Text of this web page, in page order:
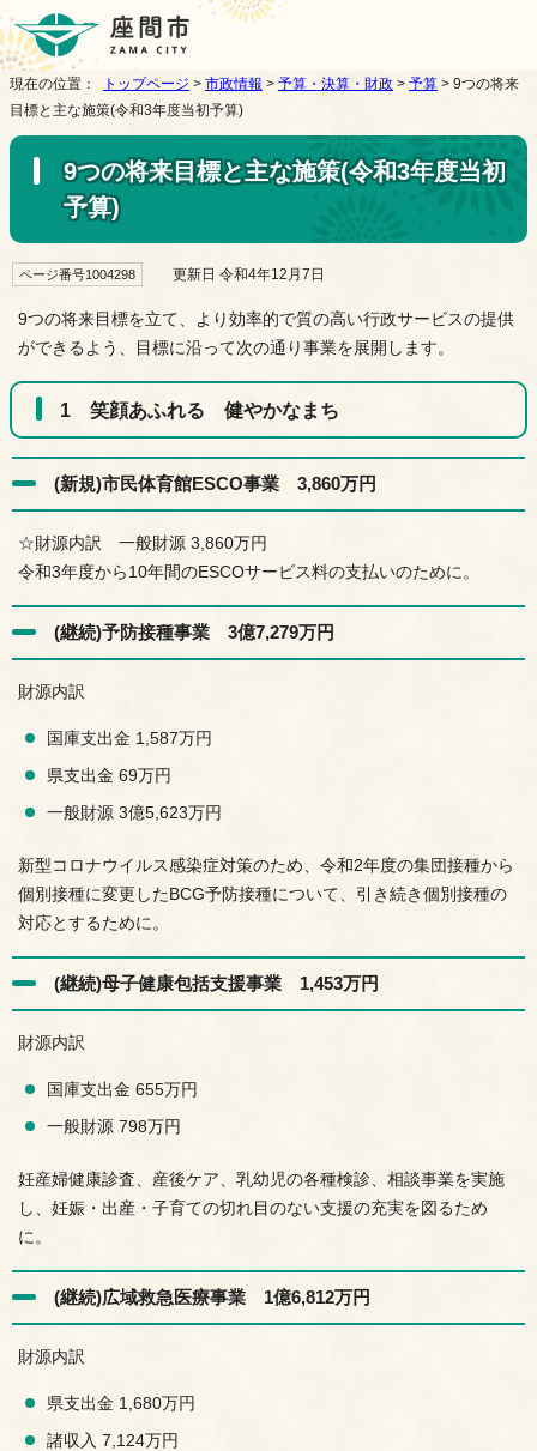
現在の位置： トップページ > 市政情報 > 予算・決算・財政 > 予算 > 9つの将来
目標と主な施策(令和3年度当初予算)
9つの将来目標と主な施策(令和3年度当初
予算)
ページ番号1004298 更新日 令和4年12月7日
9つの将来目標を立て、より効率的で質の高い行政サービスの提供
ができるよう、目標に沿って次の通り事業を展開します。
1 笑顔あふれる 健やかなまち
(新規)市民体育館ESCO事業 3,860万円
☆財源内訳 一般財源 3,860万円
令和3年度から10年間のESCOサービス料の支払いのために。
(継続)予防接種事業 3億7,279万円
財源内訳
国庫支出金 1,587万円
県支出金 69万円
一般財源 3億5,623万円
新型コロナウイルス感染症対策のため、令和2年度の集団接種から
個別接種に変更したBCG予防接種について、引き続き個別接種の
対応とするために。
(継続)母子健康包括支援事業 1,453万円
財源内訳
国庫支出金 655万円
一般財源 798万円
妊産婦健康診査、産後ケア、乳幼児の各種検診、相談事業を実施
し、妊娠・出産・子育ての切れ目のない支援の充実を図るため
に。
(継続)広域救急医療事業 1億6,812万円
財源内訳
県支出金 1,680万円
諸収入 7,124万円